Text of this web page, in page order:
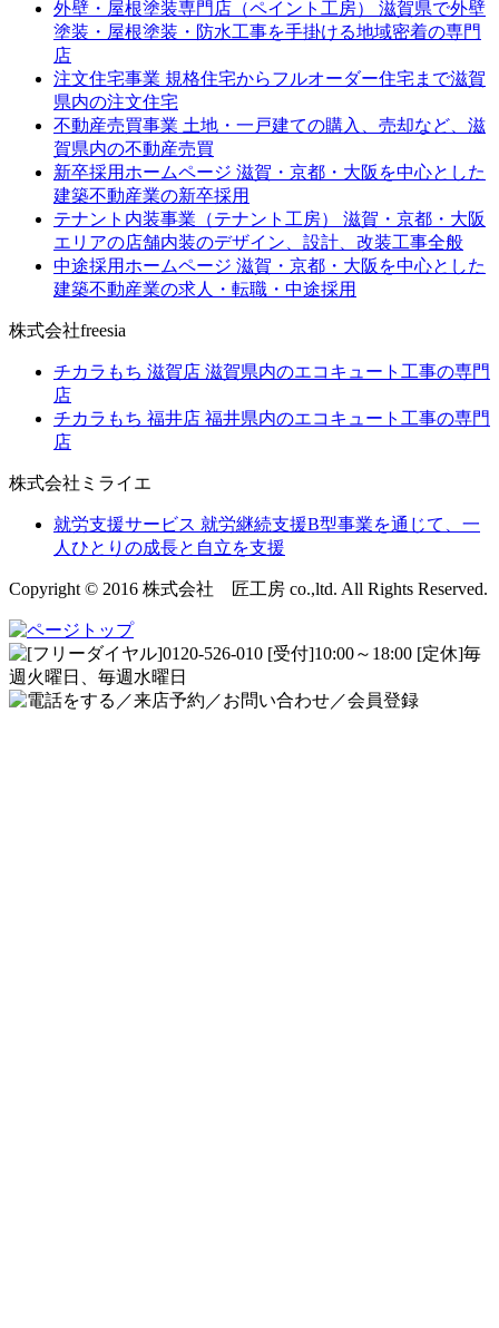
外壁・屋根塗装専門店（ペイント工房）
滋賀県で外壁
塗装・屋根塗装・防水工事を手掛ける地域密着の専門
店
注文住宅事業 規格住宅からフルオーダー住宅まで滋賀
県内の注文住宅
不動産売買事業 土地・一戸建ての購入、売却など、滋
賀県内の不動産売買
新卒採用ホームページ 滋賀・京都・大阪を中心とした
建築不動産業の新卒採用
テナント内装事業（テナント工房）
滋賀・京都・大阪
エリアの店舗内装のデザイン、設計、改装工事全般
中途採用ホームページ 滋賀・京都・大阪を中心とした
建築不動産業の求人・転職・中途採用
株式会社freesia
チカラもち 滋賀店 滋賀県内のエコキュート工事の専門
店
チカラもち 福井店 福井県内のエコキュート工事の専門
店
株式会社ミライエ
就労支援サービス 就労継続支援B型事業を通じて、一
人ひとりの成長と自立を支援
Copyright © 2016 株式会社 匠工房 co.,ltd. All Rights Reserved.